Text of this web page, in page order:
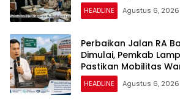
HEADLINE Agustus 6, 2026
Perbaikan Jalan RA
Dimulai, Pemkab
Pastikan Mobilitas
dan Nyaman
HEADLINE Agustus 6, 2026